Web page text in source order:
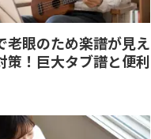
老眼のため楽譜が見え
策！巨大タブ譜と便利